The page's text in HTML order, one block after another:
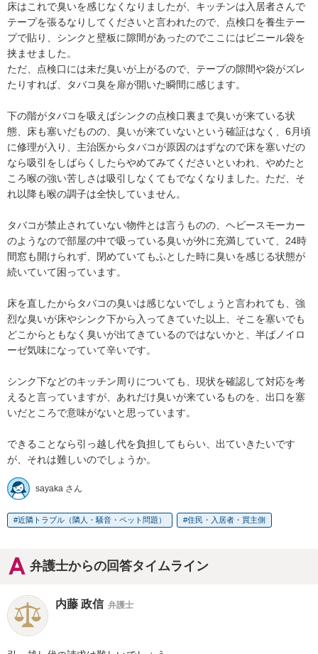
床はこれで臭いを感じなくなりましたが、キッチンは入居者さんで
テープを張るなりしてくださいと言われたので、点検口を養生テー
プで貼り、シンクと壁板に隙間があったのでここにはビニール袋を
挟ませました。
ただ、点検口には未だ臭いが上がるので、テープの隙間や袋がズレ
たりすれば、タバコ臭を扉が開いた瞬間に感じます。
下の階がタバコを吸えばシンクの点検口裏まで臭いが来ている状
態、床も塞いだものの、臭いが来ていないという確証はなく、6月頃
に修理が入り、主治医からタバコが原因のはずなので床を塞いだの
なら吸引をしばらくしたらやめてみてくださいといわれ、やめたと
ころ喉の強い苦しさは吸引しなくてもでなくなりました。ただ、そ
れ以降も喉の調子は全快していません。
タバコが禁止されていない物件とは言うものの、ヘビースモーカー
のようなので部屋の中で吸っている臭いが外に充満していて、24時
間窓も開けられず、閉めていてもふとした時に臭いを感じる状態が
続いていて困っています。
床を直したからタバコの臭いは感じないでしょうと言われても、強
烈な臭いが床やシンク下から入ってきていた以上、そこを塞いでも
どこからともなく臭いが出てきているのではないかと、半ばノイロ
ーゼ気味になっていて辛いです。
シンク下などのキッチン周りについても、現状を確認して対応を考
えると言っていますが、あれだけ臭いが来ているものを、出口を塞
いだところで意味がないと思っています。
できることなら引っ越し代を負担してもらい、出ていきたいです
が、それは難しいのでしょうか。
sayaka さん
近隣トラブル（隣人・騒音・ペット問題） 住民・入居者・買主側
弁護士からの回答タイムライン
内藤 政信 弁護士